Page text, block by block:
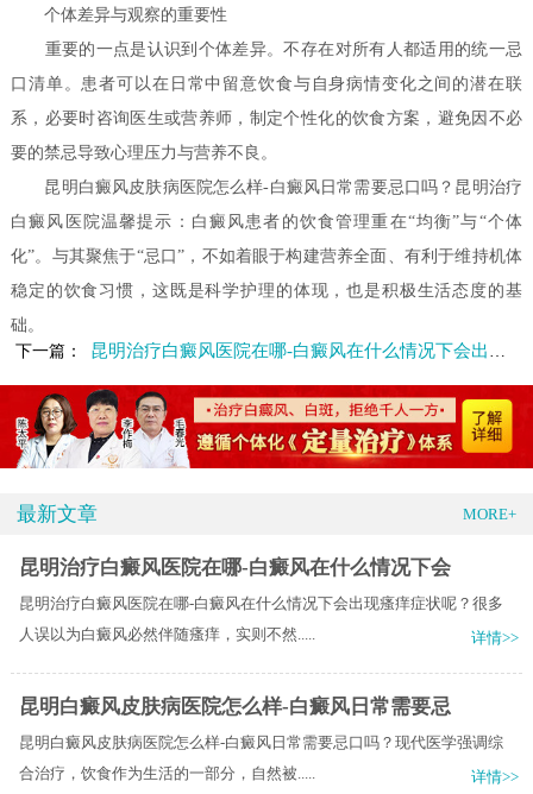
个体差异与观察的重要性
重要的一点是认识到个体差异。不存在对所有人都适用的统一忌
口清单。患者可以在日常中留意饮食与自身病情变化之间的潜在联
系，必要时咨询医生或营养师，制定个性化的饮食方案，避免因不必
要的禁忌导致心理压力与营养不良。
昆明白癜风皮肤病医院怎么样-白癜风日常需要忌口吗？昆明治疗
白癜风医院温馨提示：白癜风患者的饮食管理重在“均衡”与“个体
化”。与其聚焦于“忌口”，不如着眼于构建营养全面、有利于维持机体
稳定的饮食习惯，这既是科学护理的体现，也是积极生活态度的基
础。
下一篇：
昆明治疗白癜风医院在哪-白癜风在什么情况下会出现瘙痒症状呢
最新文章 MORE+
昆明治疗白癜风医院在哪-白癜风在什么情况下会
昆明治疗白癜风医院在哪-白癜风在什么情况下会出现瘙痒症状呢？很多
人误以为白癜风必然伴随瘙痒，实则不然.....
详情>>
昆明白癜风皮肤病医院怎么样-白癜风日常需要忌
昆明白癜风皮肤病医院怎么样-白癜风日常需要忌口吗？现代医学强调综
合治疗，饮食作为生活的一部分，自然被.....
详情>>